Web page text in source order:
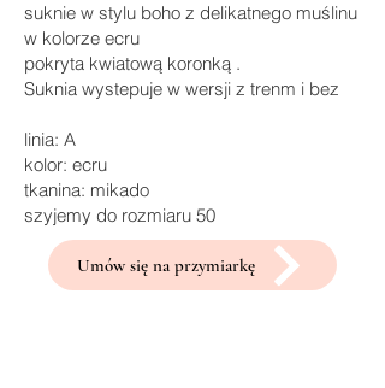
suknie w stylu boho z delikatnego muślinu
w kolorze ecru
pokryta kwiatową koronką .
Suknia wystepuje w wersji z trenm i bez
linia: A
kolor: ecru
tkanina: mikado
szyjemy do rozmiaru 50
Umów się na przymiarkę